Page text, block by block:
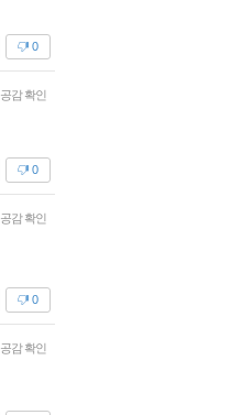
0
공감 확인
0
공감 확인
0
공감 확인